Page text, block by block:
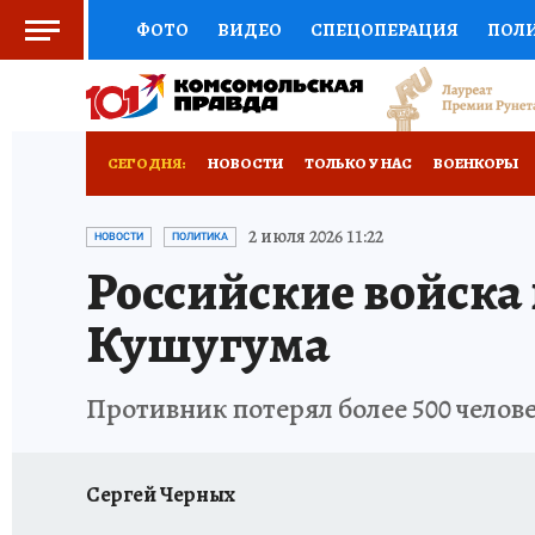
ФОТО ВИДЕО СПЕЦОПЕРАЦИЯ
СОЦПОДДЕРЖКА НАУКА СПОРТ
ПРЕСС-ЦЕНТР НЕДВИЖИМОСТЬ
НОВОЕ
СЕГОДНЯ: НОВОСТИ ТОЛЬКО У НАС ВОЕНКОРЫ
ИСПЫТАНО НА СЕБЕ
НОВОСТИ ПОЛИТИКА 2 июля 2026 11:22
Российские
Кушугума
Противник потерял более 500
Сергей Черных